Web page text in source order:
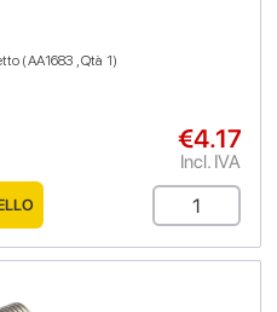
(AA1683 , Qtà 1)
€4.17
Incl. IVA